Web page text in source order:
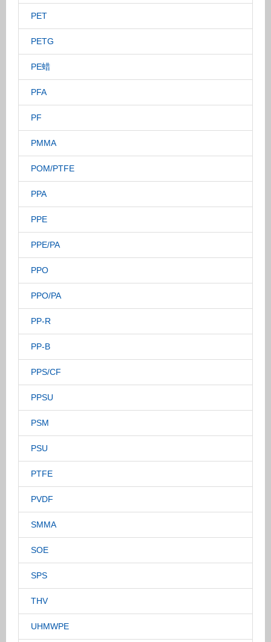
PET
PETG
PE蜡
PFA
PF
PMMA
POM/PTFE
PPA
PPE
PPE/PA
PPO
PPO/PA
PP-R
PP-B
PPS/CF
PPSU
PSM
PSU
PTFE
PVDF
SMMA
SOE
SPS
THV
UHMWPE